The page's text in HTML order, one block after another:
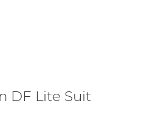
DF Lite Suit